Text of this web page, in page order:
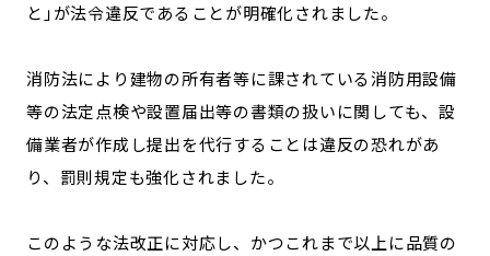
Sporkle
「人」から探す
記事ライター アンバサダー
と｣が法令違反であることが明確化されました。
消防法により建物の所有者等に課されている消防用設備
等の法定点検や設置届出等の書類の扱いに関しても、設
備業者が作成し提出を代行することは違反の恐れがあ
り、罰則規定も強化されました。
このような法改正に対応し、かつこれまで以上に品質の